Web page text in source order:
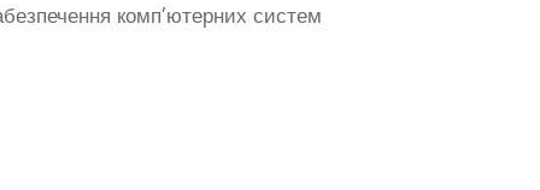
комп’ютерних систем